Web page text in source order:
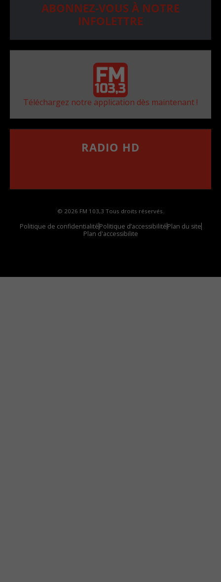
ABONNEZ-VOUS À NOTRE
INFOLETTRE
Téléchargez notre application dès maintenant !
RADIO HD
© 2026 FM 103,3 Tous droits réservés.
Politique de confidentialitéPolitique d’accessibilitéPlan du site
Plan d'accessibilite